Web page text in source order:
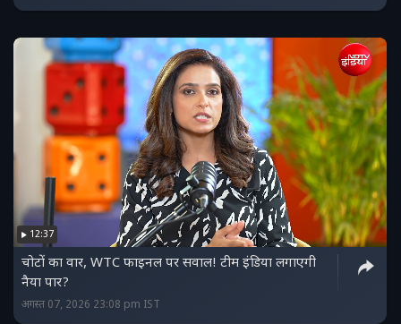
12:37
चोटों का वार, WTC फाइनल पर सवाल! टीम इंडिया लगाएगी
नैया पार?
अगस्त 07, 2026 23:08 pm IST